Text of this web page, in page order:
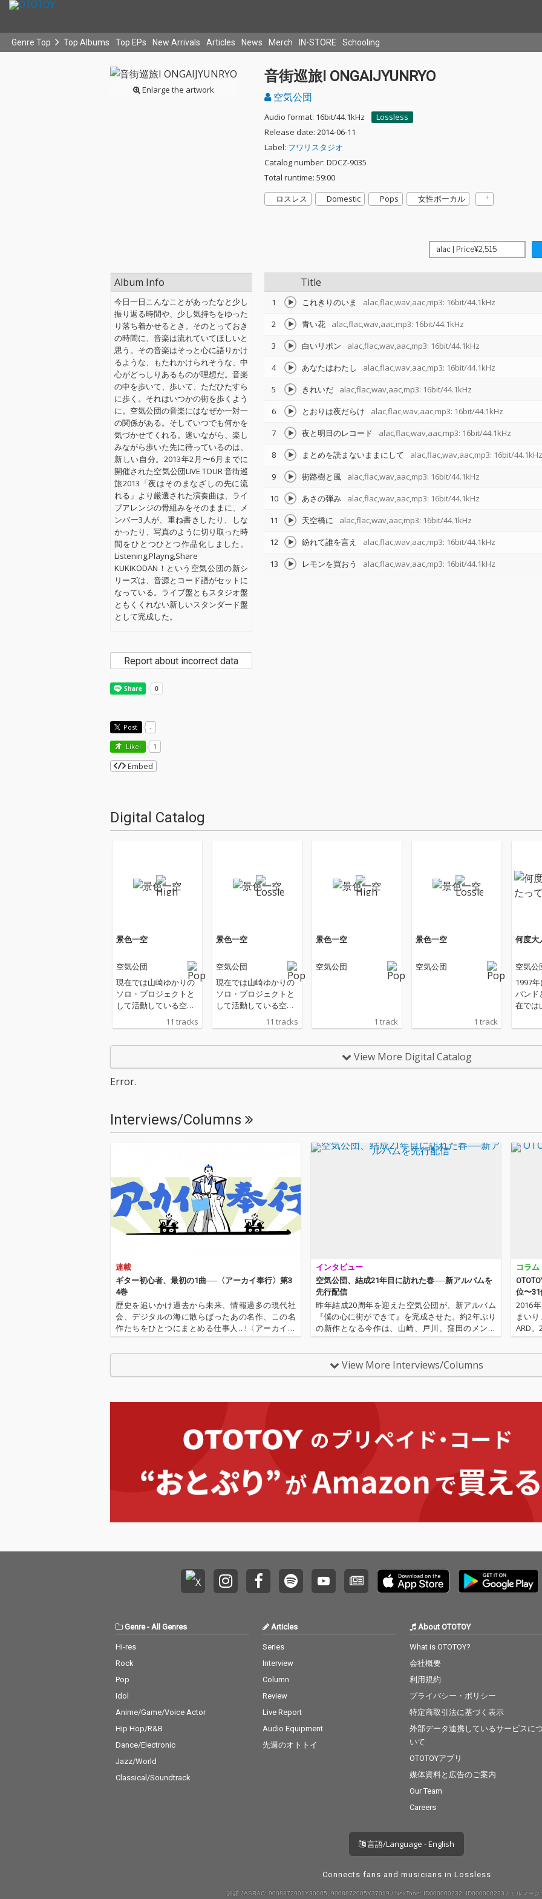
Genre Top Top Albums Top EPs New Arrivals Articles News Merch IN-STORE Schooling
Enlarge the artwork
音街巡旅I ONGAIJYUNRYO
空気公団
Audio format: 16bit/44.1kHz
Lossless
Release date: 2014-06-11
Label: フワリスタジオ
Catalog number: DDCZ-9035
Total runtime: 59:00
ロスレス
Domestic Pops 女性ボーカル
Title
1 これきりのいま alac,flac,wav,aac,mp3: 16bit/44.1kHz
2
青い花 alac,flac,wav,aac,mp3: 16bit/44.1kHz
3
白いリボン alac,flac,wav,aac,mp3: 16bit/44.1kHz
4
あなたはわたし alac,flac,wav,aac,mp3: 16bit/44.1kHz
5
きれいだ alac,flac,wav,aac,mp3: 16bit/44.1kHz
6
とおりは夜だらけ alac,flac,wav,aac,mp3: 16bit/44.1kHz
7
夜と明日のレコード alac,flac,wav,aac,mp3: 16bit/44.1kHz
8
まとめを読まないままにして alac,flac,wav,aac,mp3: 16bit/44.1kHz
9
街路樹と風 alac,flac,wav,aac,mp3: 16bit/44.1kHz
10
あさの弾み alac,flac,wav,aac,mp3: 16bit/44.1kHz
11
天空橋に alac,flac,wav,aac,mp3: 16bit/44.1kHz
12
紛れて誰を言え alac,flac,wav,aac,mp3: 16bit/44.1kHz
13
レモンを買おう alac,flac,wav,aac,mp3: 16bit/44.1kHz
Album Info
今日一日こんなことがあったなと少し
振り返る時間や、少し気持ちをゆった
り落ち着かせるとき。そのとっておき
の時間に、音楽は流れていてほしいと
思う。その音楽はそっと心に語りかけ
るような、もたれかけられそうな、中
心がどっしりあるものが理想だ。音楽
の中を歩いて、歩いて、ただひたすら
に歩く。それはいつかの街を歩くよう
に。空気公団の音楽にはなぜか一対一
の関係がある。そしていつでも何かを
気づかせてくれる。迷いながら、楽し
みながら歩いた先に待っているのは、
新しい自分。2013年2月〜6月までに
開催された空気公団LIVE TOUR 音街巡
旅2013「夜はそのまなざしの先に流
れる」より厳選された演奏曲は、ライ
ブアレンジの骨組みをそのままに、メ
ンバー3人が、重ね書きしたり、しな
かったり、写真のように切り取った時
間をひとつひとつ作品化しました。
Listening,Playng,Share
KUKIKODAN！という空気公団の新シ
リーズは、音源とコード譜がセットに
なっている。ライブ盤ともスタジオ盤
ともくくれない新しいスタンダード盤
として完成した。
Report about incorrect data
Post -
Like! 1
Embed
Digital Catalog
景色一空
空気公団
現在では山崎ゆかりの
ソロ・プロジェクトと
して活動している空気
公団の2年半ぶりとな
るアルバム。 アッパー
特に感じられ、音とな
11 tracks
景色一空
空気公団
現在では山崎ゆかりの
ソロ・プロジェクトと
して活動している空気
公団の2年半ぶりとな
るアルバム。 アッパー
11 tracks
景色一空
空気公団
1 track
景色一空
空気公団
1 track
何度大
空気公
1997
バンド
在では
て活動
View More Digital Catalog
Error.
Interviews/Columns
連載
ギター初心者、最初の1曲──〈アーカイ奉行〉第3
4巻
歴史を追いかけ過去から未来、情報過多の現代社
会、デジタルの海に散らばったあの名作、この名
作たちをひとつにまとめる仕事人…!〈アーカイ奉
行〉が今日もデジタルの乱世を治める…!'''〈アーカ
インタビュー
空気公団、結成21年目に訪れた春──新アルバムを
先行配信
昨年結成20周年を迎えた空気公団が、新アルバム
『僕の心に街ができて』を完成させた。約2年ぶり
の新作となる今作は、山崎、戸川、窪田のメンバ
ー3人で制作、演奏、録音、ミックスまで手掛けた
んな今作をOTOTOYではCD…
コラム
位〜31
2016
まい
ARD。
根を
View More Interviews/Columns
Genre- All Genres
Hi-res
Rock
Pop
Idol
Anime/Game/Voice Actor
Hip Hop/R&B
Dance/Electronic
Jazz/World
Classical/Soundtrack
Articles
Series
Interview
Column
Review
Live Report
Audio Equipment
先週のオトトイ
About OTOTOY
What is OTOTOY?
会社概要
利用規約
プライバシー・ポリシー
特定商取引法に基づく表示
外部データ連携しているサービスにつ
いて
OTOTOYアプリ
媒体資料と広告のご案内
Our Team
Careers
言語/Language - English
Connects fans and musicians in Lossless
許諾 JASRAC: 9008872001Y30005, 9008872005Y37019 / NexTone: ID000000232, ID000000233 / エルマーク